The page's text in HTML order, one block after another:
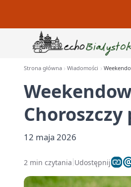
Strona główna Wiadomości
12 maja 2026
2 min czytania Udostępnij